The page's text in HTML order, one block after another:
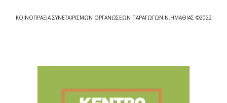
ΚΟΙΝΟΠΡΑΞΙΑ ΣΥΝΕΤΑΙΡΙΣΜΩΝ ΟΡΓΑΝΩΣΕΩΝ ΠΑΡΑΓΩΓΩΝ Ν.ΗΜΑΘΙΑΣ ©2022